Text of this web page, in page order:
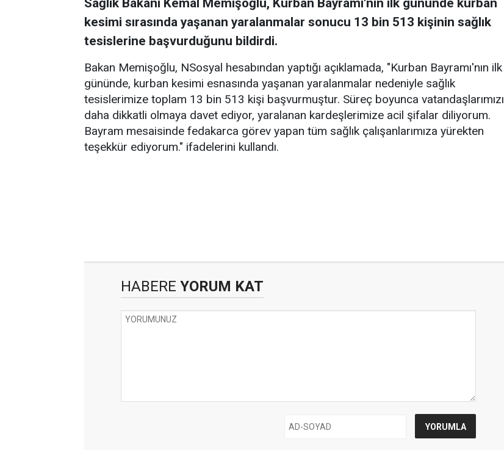
Sağlık Bakanı Kemal Memişoğlu, Kurban Bayramı'nın ilk gününde kurban
kesimi sırasında yaşanan yaralanmalar sonucu 13 bin 513 kişinin sağlık
tesislerine başvurduğunu bildirdi.
Bakan Memişoğlu, NSosyal hesabından yaptığı açıklamada, "Kurban Bayramı'nın ilk
gününde, kurban kesimi esnasında yaşanan yaralanmalar nedeniyle sağlık
tesislerimize toplam 13 bin 513 kişi başvurmuştur. Süreç boyunca vatandaşlarımızı
daha dikkatli olmaya davet ediyor, yaralanan kardeşlerimize acil şifalar diliyorum.
Bayram mesaisinde fedakarca görev yapan tüm sağlık çalışanlarımıza yürekten
teşekkür ediyorum." ifadelerini kullandı.
HABERE YORUM KAT